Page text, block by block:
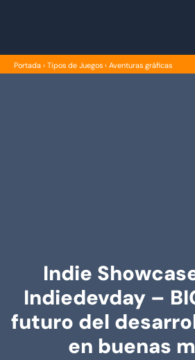
Portada › Tipos de Juegos › Aventuras gráficas
Indie
Indiedevday –
futuro del
en buenas